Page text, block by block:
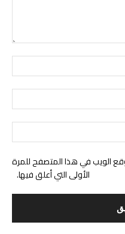
الويب في هذا المتصفح للمرة
الأولى التي أعلق فيها.